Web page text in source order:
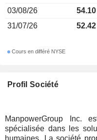
Profil Société
ManpowerGroup Inc.
spécialisée dans les
humaines. La société
03/08/26
31/07/26
Cours en différé NYSE